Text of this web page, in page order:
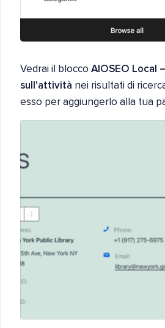
Vedrai il blocco AIOSEO Local
sull'attività nei risultati di
esso per aggiungerlo alla tua